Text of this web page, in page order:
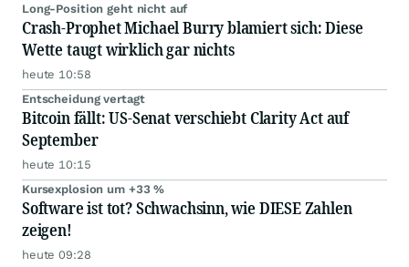
Long-Position geht nicht auf
Crash-Prophet Michael Burry blamiert sich: Diese
Wette taugt wirklich gar nichts
heute 10:58
Entscheidung vertagt
Bitcoin fällt: US-Senat verschiebt Clarity Act auf
September
heute 10:15
Kursexplosion um +33 %
Software ist tot? Schwachsinn, wie DIESE Zahlen
zeigen!
heute 09:28